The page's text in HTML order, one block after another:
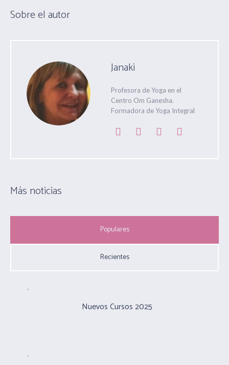
Sobre el autor
Janaki
Profesora de Yoga en el
Centro Om Ganesha.
Formadora de Yoga Integral
Más noticias
Populares
Recientes
Nuevos Cursos 2025